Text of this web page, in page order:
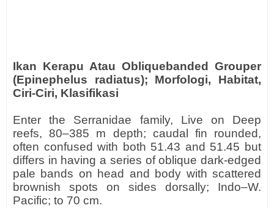
Ikan Kerapu Atau Obliquebanded Grouper
(Epinephelus radiatus); Morfologi, Habitat,
Ciri-Ciri, Klasifikasi
Enter the Serranidae family, Live on Deep
reefs, 80–385 m depth; caudal fin rounded,
often confused with both 51.43 and 51.45 but
differs in having a series of oblique dark-edged
pale bands on head and body with scattered
brownish spots on sides dorsally; Indo–W.
Pacific; to 70 cm.